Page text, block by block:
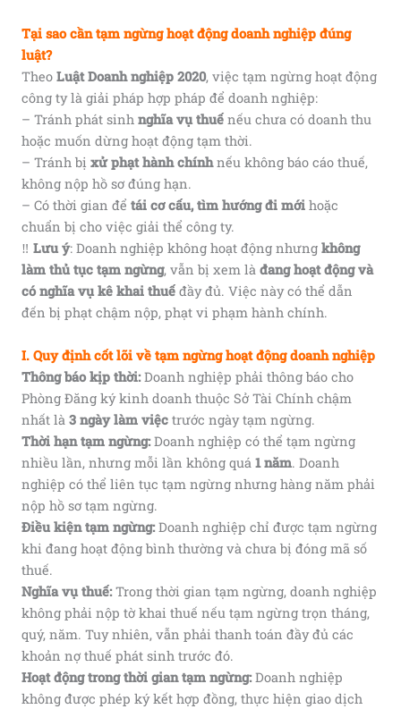
Tại sao cần tạm ngừng hoạt động doanh nghiệp đúng
luật?
Theo Luật Doanh nghiệp 2020, việc tạm ngừng hoạt động
công ty là giải pháp hợp pháp để doanh nghiệp:
– Tránh phát sinh nghĩa vụ thuế nếu chưa có doanh thu
hoặc muốn dừng hoạt động tạm thời.
– Tránh bị xử phạt hành chínhnếu không báo cáo thuế,
không nộp hồ sơ đúng hạn.
– Có thời gian để tái cơ cấu, tìm hướng đi mới hoặc
chuẩn bị cho việc giải thể công ty.
‼️ Lưu ý: Doanh nghiệp không hoạt động nhưng không
làm thủ tục tạm ngừng, vẫn bị xem là đang hoạt động và
có nghĩa vụ kê khai thuế đầy đủ. Việc này có thể dẫn
đến bị phạt chậm nộp, phạt vi phạm hành chính.
I. Quy định cốt lõi về tạm ngừng hoạt động doanh nghiệp
Thông báo kịp thời:Doanh nghiệp phải thông báo cho
Phòng Đăng ký kinh doanh thuộc Sở Tài Chính chậm
nhất là 3 ngày làm việc trước ngày tạm ngừng.
Thời hạn tạm ngừng:Doanh nghiệp có thể tạm ngừng
nhiều lần, nhưng mỗi lần không quá 1 năm. Doanh
nghiệp có thể liên tục tạm ngừng nhưng hàng năm phải
nộp hồ sơ tạm ngừng.
Điều kiện tạm ngừng:Doanh nghiệp chỉ được tạm ngừng
khi đang hoạt động bình thường và chưa bị đóng mã số
thuế.
Nghĩa vụ thuế:Trong thời gian tạm ngừng, doanh nghiệp
không phải nộp tờ khai thuế nếu tạm ngừng trọn tháng,
quý, năm. Tuy nhiên, vẫn phải thanh toán đầy đủ các
khoản nợ thuế phát sinh trước đó.
Hoạt động trong thời gian tạm ngừng:Doanh nghiệp
không được phép ký kết hợp đồng, thực hiện giao dịch